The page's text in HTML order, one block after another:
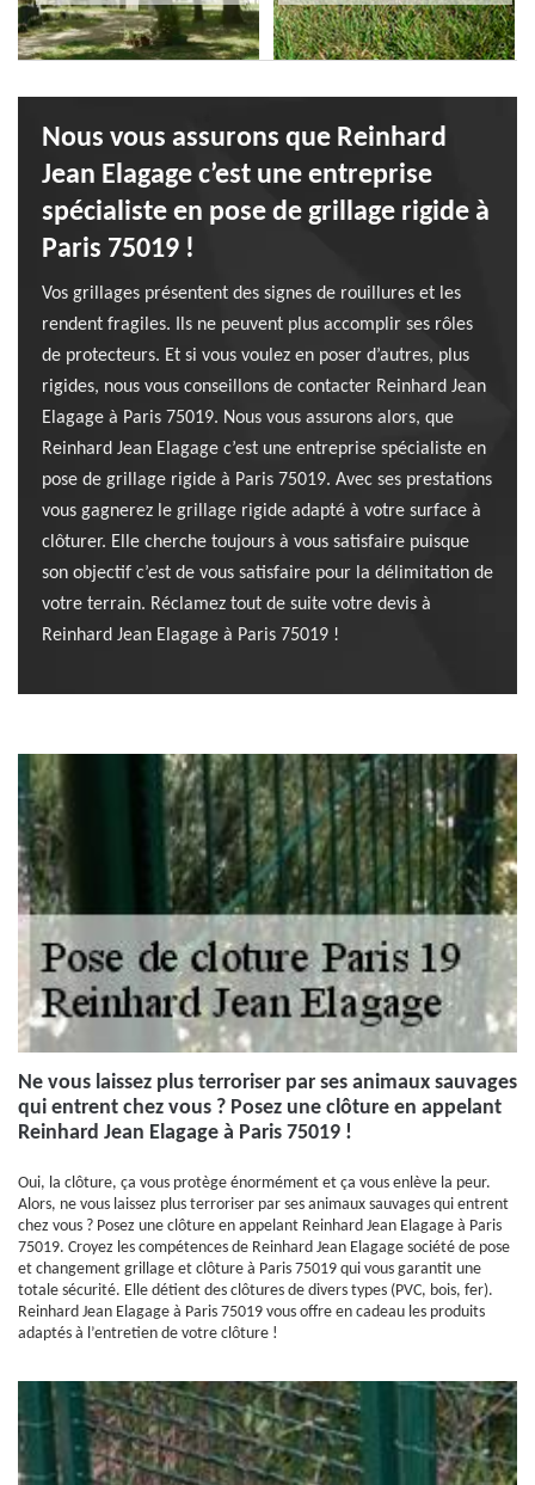
Nous vous assurons que Reinhard
Jean Elagage c’est une entreprise
spécialiste en pose de grillage rigide à
Paris 75019 !
Vos grillages présentent des signes de rouillures et les
rendent fragiles. Ils ne peuvent plus accomplir ses rôles
de protecteurs. Et si vous voulez en poser d’autres, plus
rigides, nous vous conseillons de contacter Reinhard Jean
Elagage à Paris 75019. Nous vous assurons alors, que
Reinhard Jean Elagage c’est une entreprise spécialiste en
pose de grillage rigide à Paris 75019. Avec ses prestations
vous gagnerez le grillage rigide adapté à votre surface à
clôturer. Elle cherche toujours à vous satisfaire puisque
son objectif c’est de vous satisfaire pour la délimitation de
votre terrain. Réclamez tout de suite votre devis à
Reinhard Jean Elagage à Paris 75019 !
Ne vous laissez plus terroriser par ses animaux sauvages
qui entrent chez vous ? Posez une clôture en appelant
Reinhard Jean Elagage à Paris 75019 !
Oui, la clôture, ça vous protège énormément et ça vous enlève la peur.
Alors, ne vous laissez plus terroriser par ses animaux sauvages qui entrent
chez vous ? Posez une clôture en appelant Reinhard Jean Elagage à Paris
75019. Croyez les compétences de Reinhard Jean Elagage société de pose
et changement grillage et clôture à Paris 75019 qui vous garantit une
totale sécurité. Elle détient des clôtures de divers types (PVC, bois, fer).
Reinhard Jean Elagage à Paris 75019 vous offre en cadeau les produits
adaptés à l’entretien de votre clôture !